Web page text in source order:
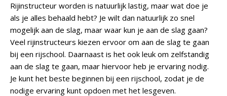
Rijinstructeur worden is natuurlijk lastig, maar wat doe je
als je alles behaald hebt? Je wilt dan natuurlijk zo snel
mogelijk aan de slag, maar waar kun je aan de slag gaan?
Veel rijinstructeurs kiezen ervoor om aan de slag te gaan
bij een rijschool. Daarnaast is het ook leuk om zelfstandig
aan de slag te gaan, maar hiervoor heb je ervaring nodig.
Je kunt het beste beginnen bij een rijschool, zodat je de
nodige ervaring kunt opdoen met het lesgeven.